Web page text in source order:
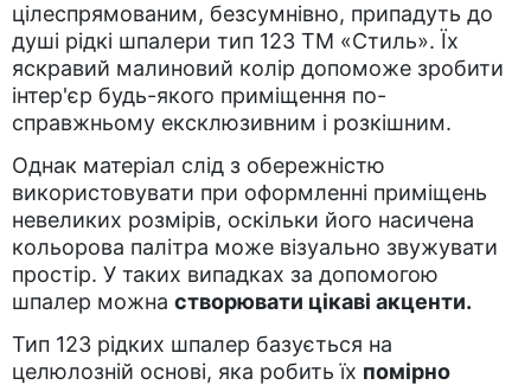
цілеспрямованим, безсумнівно, припадуть до
душі рідкі шпалери тип 123 ТМ «Стиль». Їх
яскравий малиновий колір допоможе зробити
інтер'єр будь-якого приміщення по-
справжньому ексклюзивним і розкішним.
Однак матеріал слід з обережністю
використовувати при оформленні приміщень
невеликих розмірів, оскільки його насичена
кольорова палітра може візуально звужувати
простір. У таких випадках за допомогою
шпалер можна створювати цікаві акценти.
Тип 123 рідких шпалер базується на
целюлозній основі, яка робить їх помірно